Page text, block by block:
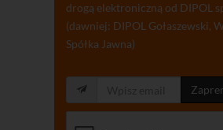
drogą elektroniczną od DIPOL
(dawniej: DIPOL Gołaszewski,
Spółka Jawna)